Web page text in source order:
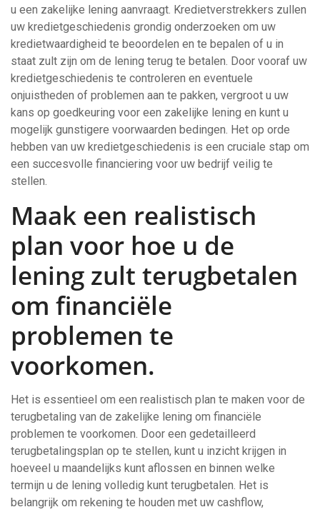
u een zakelijke lening aanvraagt. Kredietverstrekkers zullen
uw kredietgeschiedenis grondig onderzoeken om uw
kredietwaardigheid te beoordelen en te bepalen of u in
staat zult zijn om de lening terug te betalen. Door vooraf uw
kredietgeschiedenis te controleren en eventuele
onjuistheden of problemen aan te pakken, vergroot u uw
kans op goedkeuring voor een zakelijke lening en kunt u
mogelijk gunstigere voorwaarden bedingen. Het op orde
hebben van uw kredietgeschiedenis is een cruciale stap om
een succesvolle financiering voor uw bedrijf veilig te
stellen.
Maak een realistisch
plan voor hoe u de
lening zult terugbetalen
om financiële
problemen te
voorkomen.
Het is essentieel om een realistisch plan te maken voor de
terugbetaling van de zakelijke lening om financiële
problemen te voorkomen. Door een gedetailleerd
terugbetalingsplan op te stellen, kunt u inzicht krijgen in
hoeveel u maandelijks kunt aflossen en binnen welke
termijn u de lening volledig kunt terugbetalen. Het is
belangrijk om rekening te houden met uw cashflow,